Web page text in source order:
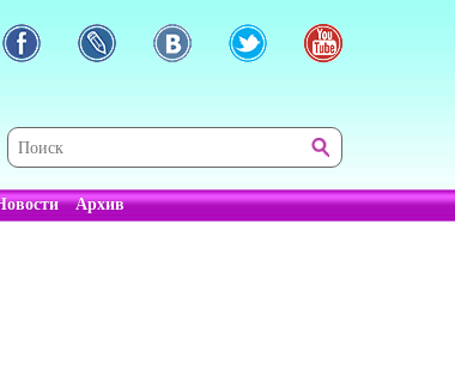
Архив